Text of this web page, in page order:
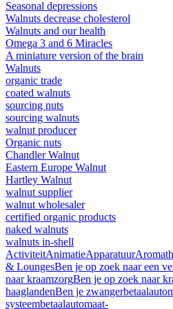
Seasonal depressions
Walnuts decrease cholesterol
Walnuts and our health
Omega 3 and 6 Miracles
A miniature version of the brain
Walnuts
organic trade
coated walnuts
sourcing nuts
sourcing walnuts
walnut producer
Organic nuts
Chandler Walnut
Eastern Europe Walnut
Hartley Walnut
walnut supplier
walnut wholesaler
certified organic products
naked walnuts
walnuts in-shell
ActiviteitAnimatieApparatuur
& LoungesBen je op zoek naar een
naar kraamzorgBen je op zoek naar
haaglandenBen je zwanger
systeembetaalautomaat-